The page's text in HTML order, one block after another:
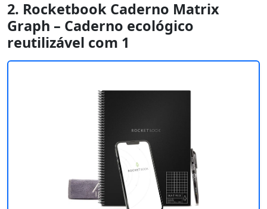
2. Rocketbook Caderno Matrix
Graph – Caderno ecológico
reutilizável com 1